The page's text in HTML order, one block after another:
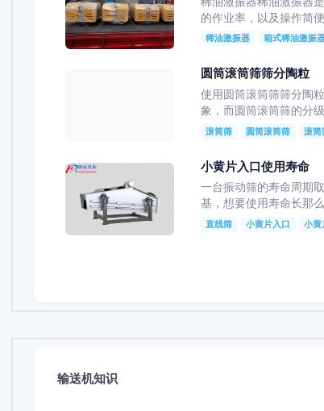
的作业率，以及操作简便
稀油激振器 箱式稀油激振
圆筒滚筒筛筛分陶粒
使用圆筒滚筒筛筛分陶粒
象，而圆筒滚筒筛的分
滚筒筛 圆筒滚筒筛 滚筒
小黄片入口使用寿命
一台振动筛的寿命周期取
基，想要使用寿命长
直线筛 小黄片入口 小黄
输送机知识